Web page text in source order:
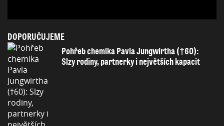
DOPORUČUJEME
Pohřeb chemika Pavla Jungwirtha (†60):
Slzy rodiny, partnerky i největších kapacit